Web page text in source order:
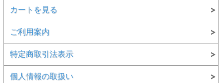
カートを見る
ご利用案内
特定商取引法表示
個人情報の取扱い